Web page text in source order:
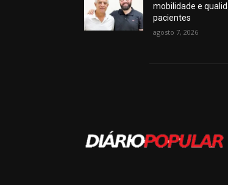
mobilidade e
pacientes
agosto 7, 2026